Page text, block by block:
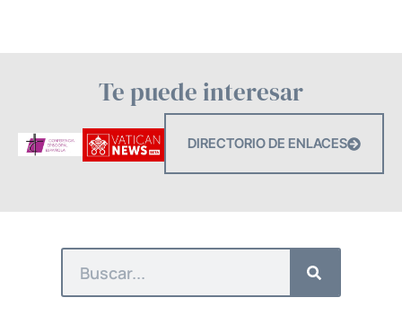
Te puede interesar
DIRECTORIO DE ENLACES